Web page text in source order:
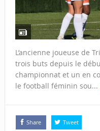
L’ancienne joueuse de
trois buts depuis le
championnat et un en
le football féminin sou...
Share Tweet